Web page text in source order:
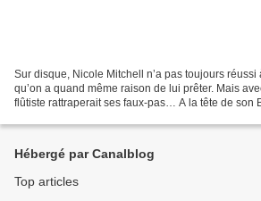
Sur disque, Nicole Mitchell n’a pas toujours
qu’on a quand même raison de lui prêter. Mais
flûtiste rattraperait ses faux-pas… A la tête de son
Hébergé par Canalblog
Top articles